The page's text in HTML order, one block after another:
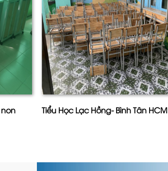
Tiểu Học Lạc Hồng- Bình Tân HCM